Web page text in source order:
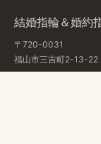
結婚​指輪＆婚約
〒720-0031
福山市三吉町2-13-22